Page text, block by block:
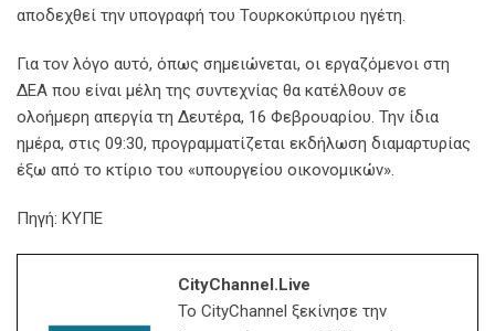
αποδεχθεί την υπογραφή του Τουρκοκύπριου ηγέτη.
Για τον λόγο αυτό, όπως σημειώνεται, οι εργαζόμενοι στη
ΔΕΑ που είναι μέλη της συντεχνίας θα κατέλθουν σε
ολοήμερη απεργία τη Δευτέρα, 16 Φεβρουαρίου. Την ίδια
ημέρα, στις 09:30, προγραμματίζεται εκδήλωση διαμαρτυρίας
έξω από το κτίριο του «υπουργείου οικονομικών».
Πηγή: ΚΥΠΕ
CityChannel.live
Το CityChannel ξεκίνησε την